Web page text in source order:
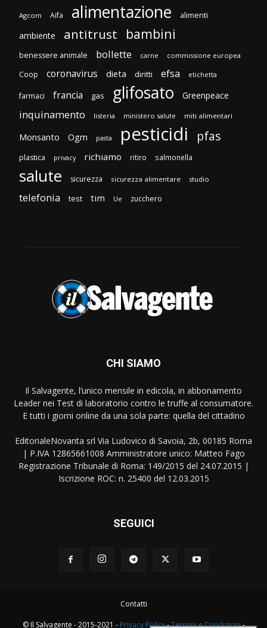
Agcom Aifa alimentazione alimenti
ambiente antitrust bambini
benessere animale bollette carne commissione europea
Coop coronavirus dieta diritti efsa etichetta
farmaci francia gas glifosato Greenpeace
inquinamento listeria ministero salute miti alimentari
Monsanto Ogm pasta pesticidi pfas
plastica privacy richiamo ritiro salmonella
salute sicurezza sicurezza alimentare studio
telefonia test tim Ue zucchero
CHI SIAMO
Il Salvagente, l’unico mensile in edicola, in abbonamento
Leader nei Test di laboratorio contro le truffe al consumatore.
E tutti i giorni online da una sola parte: quella del cittadino
EditorialeNovanta srl Via Ludovico di Savoia, 2b, 00185 Roma
| P.IVA 12865661008 Amministratore unico: Matteo Fago
Registrazione Tribunale di Roma: 149/2015 del 24.07.2015 |
Iscrizione ROC: n. 25400 del 12.03.2015
SEGUICI
Contatti
© Il Salvagente - 2015-2021 - Privacy Policy-Termini e Condizioni-